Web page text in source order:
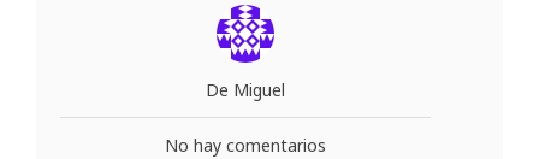
De Miguel
No hay comentarios